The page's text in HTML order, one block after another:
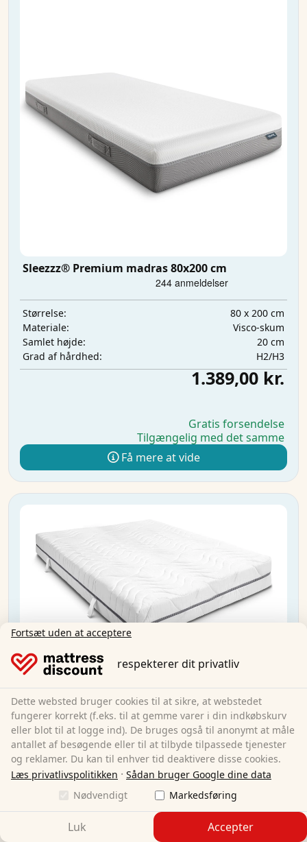
Sleezzz® Premium madras 80x200 cm
Størrelse:
80 x 200 cm
Materiale:
Visco-skum
Samlet højde:
20 cm
Grad af hårdhed:
H2/H3
1.389,00 kr.
Gratis forsendelse
Tilgængelig med det samme
Få mere at vide
Sleezzz® Smart madras 120x200 cm + Sleezzz®
Premium gel-pude
Fortsæt uden at acceptere
respekterer dit privatliv
Dette websted bruger cookies til at sikre, at webstedet
fungerer korrekt (f.eks. til at gemme varer i din indkøbskurv
eller blot til at logge ind). De bruges også til anonymt at måle
antallet af besøgende eller til at tilbyde tilpassede tjenester
og reklamer. Du kan til enhver tid deaktivere disse cookies.
Læs privatlivspolitikken · Sådan bruger Google dine data
Nødvendigt
Markedsføring
Luk Accepter